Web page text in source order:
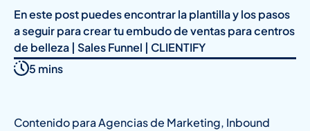
En este post puedes encontrar la plantilla y los pasos
a seguir para crear tu embudo de ventas para centros
de belleza | Sales Funnel | CLIENTIFY
5 mins
Contenido para Agencias de Marketing, Inbound